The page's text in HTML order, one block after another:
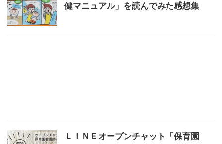
健マニュアル」を読んでみた感想集
ＬＩＮＥオープンチャット「保育園